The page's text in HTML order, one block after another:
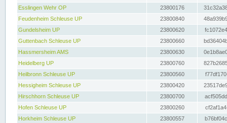
Esslingen Wehr OP
23800176
Feudenheim Schleuse UP
23800840
Gundelsheim UP
23800620
Guttenbach Schleuse UP
23800660
Hassmersheim AMS
23800630
Heidelberg UP
23800760
Heilbronn Schleuse UP
23800560
Hessigheim Schleuse UP
23800420
Hirschhorn Schleuse UP
23800700
Hofen Schleuse UP
23800260
Horkheim Schleuse UP
23800557